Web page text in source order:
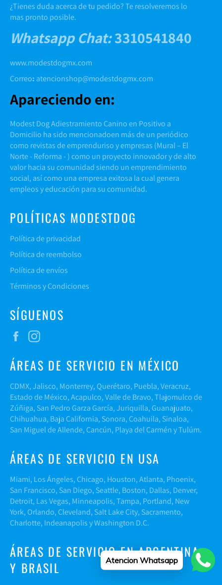
¿Tienes duda acerca de tu pedido? Te resolveremos lo
mas pronto posible.
Whatsapp Chat:3310541840
www.modestdogmx.com
Correo: atencionshop@modestdogmx.com
Apareciendo en:
Modest Dog Adiestramiento Canino en Positivo a
Domicilio ha sido mencionadoen más de un periódico
como revistas de emprenduriso y empresas (Mural– El
Norte - Reforma- ) como un proyecto innovador y de alto
valor hacia su comunidad siendo un emprendimiento
social, así como una empresa exitosa la cual genera
empleos y educación para su comunidad.
POLÍTICAS MODESTDOG
Política de privacidad
Política de reembolso
Política de envíos
Términos y Condiciones
SÍGUENOS
Facebook
ÁREAS DE SERVICIO EN MÉXICO
CDMX, Jalisco, Monterrey, Querétaro, Puebla, Veracruz,
Estado de México, Acapulco, Valle de Bravo, Tlajomulco de
Zúñiga, San Pedro Garza García, Juriquilla, Guanajuato,
Chihuahua, Baja California, Sonora, Coahuila, Sinaloa,
San Miguel de Allende, Cancún, Playa del Carmén y Tulúm.
ÁREAS DE SERVICIO EN USA
Miami, Los Ángeles, Chicago, Houston, Atlanta, Phoenix,
San Francisco, San Diego, Seattle, Boston, Dallas, Denver,
Detroit, Las Vegas, Minneapolis, Tampa, Portland, New
York, Orlando, Cleveland, Salt Lake City, Sacramento,
Charlotte, Indeanapolis y Washington D.C.
ÁREAS DE SERVICIO EN ARGENTINA
Y BRASIL
Atencion Whatsapp